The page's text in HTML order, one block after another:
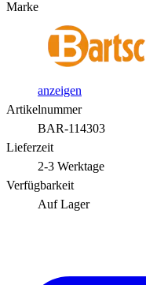
Marke
anzeigen
Artikelnummer
BAR-114303
Lieferzeit
2-3 Werktage
Verfügbarkeit
Auf Lager